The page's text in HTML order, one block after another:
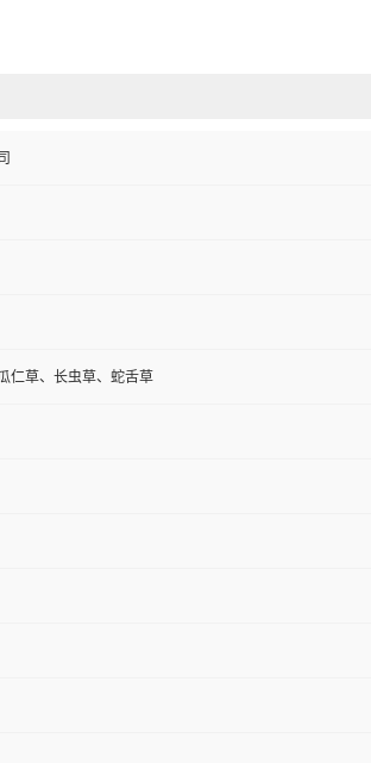
仁草、长虫草、蛇舌草